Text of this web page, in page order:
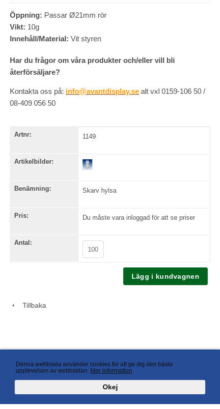
Okej
Denna webbsida använder cookies för att ge dig den bästa
upplevelsen av webbsidan. Mer information
Öppning: Passar Ø21mm rör
Vikt: 10g
Innehåll/Material: Vit styren
Har du frågor om våra produkter och/eller vill bli
återförsäljare?
Kontakta oss på: info@avantdisplay.se alt vxl 0159-106 50 /
08-409 056 50
Artnr:
Artikelbilder:
Benämning:
Pris:
Antal:
1149
Skarv hylsa
Du måste vara inloggad för att se priser
Tillbaka